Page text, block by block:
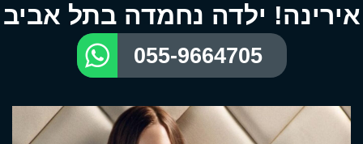
אירינה! ילדה נחמדה בתל אביב
055-9664705